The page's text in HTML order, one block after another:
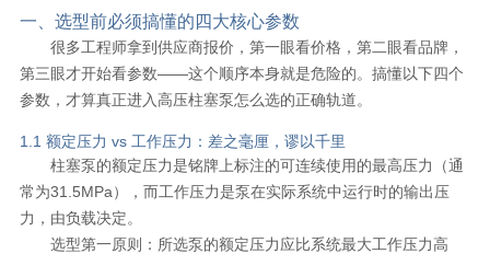
一、选型前必须搞懂的四大核心参数
很多工程师拿到供应商报价，第一眼看价格，第二眼看品牌，
第三眼才开始看参数——这个顺序本身就是危险的。搞懂以下四个
参数，才算真正进入高压柱塞泵怎么选的正确轨道。
1.1 额定压力 vs 工作压力：差之毫厘，谬以千里
柱塞泵的额定压力是铭牌上标注的可连续使用的最高压力（通
常为31.5MPa），而工作压力是泵在实际系统中运行时的输出压
力，由负载决定。
选型第一原则：所选泵的额定压力应比系统最大工作压力高